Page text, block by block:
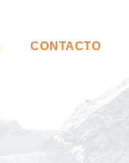
CONTACTO